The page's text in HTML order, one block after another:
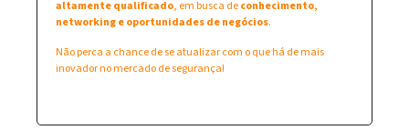
altamente qualificado, em busca deconhecimento,
networking e oportunidades de negócios.
Não perca a chance de se atualizar com o que há de mais
inovador no mercado de segurança!